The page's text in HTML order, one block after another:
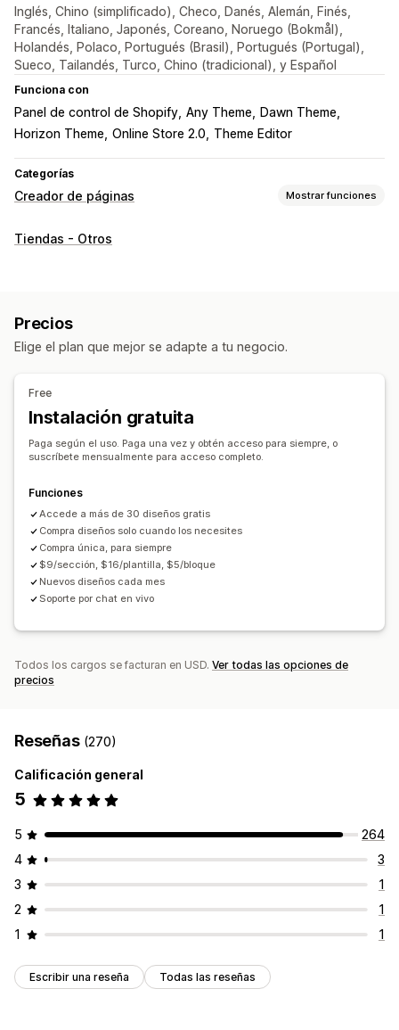
Inglés, Chino (simplificado), Checo, Danés, Alemán, Finés,
Francés, Italiano, Japonés, Coreano, Noruego (Bokmål),
Holandés, Polaco, Portugués (Brasil), Portugués (Portugal),
Sueco, Tailandés, Turco, Chino (tradicional), y Español
Funciona con
Panel de control de Shopify Any Theme
Dawn Theme
Horizon Theme Online Store 2.0 Theme Editor
Categorías
Creador de páginas Mostrar funciones
Tipos de páginas
Páginas de Acerca de nosotros
Páginas de agradecimiento Pies de página
Páginas de precios
Páginas personalizadas
Gestión de páginas
Código personalizado
Fragmentos Localización
Adaptación a dispositivos móviles
Tiendas - Otros
Precios
Elige el plan que mejor se adapte a tu negocio.
Free
Instalación gratuita
Paga según el uso. Paga una vez y obtén acceso para siempre, o
suscríbete mensualmente para acceso completo.
Funciones
Accede a más de 30 diseños gratis
Compra diseños solo cuando los necesites
Compra única, para siempre
$9/sección, $16/plantilla, $5/bloque
Nuevos diseños cada mes
Soporte por chat en vivo
Todos los cargos se facturan en USD. Ver todas las opciones de
precios
Reseñas (270)
Calificación general
5
5
264
4
3
3
1
2
1
1
1
Escribir una reseña Todas las reseñas